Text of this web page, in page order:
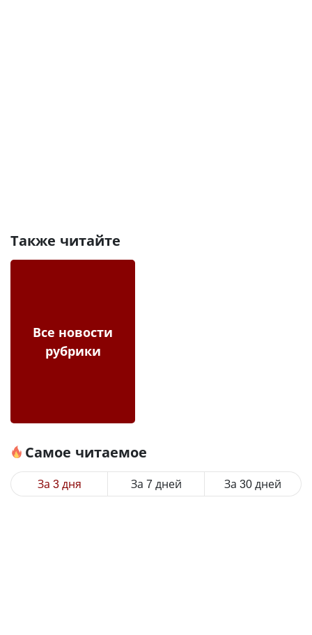
Также читайте
Все новости
рубрики
Самое читаемое
За 3 дня За 7 дней За 30 дней